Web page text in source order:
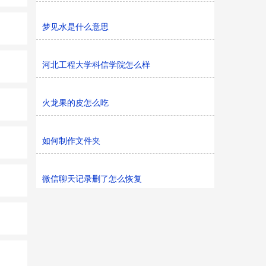
梦见水是什么意思
河北工程大学科信学院怎么样
火龙果的皮怎么吃
如何制作文件夹
微信聊天记录删了怎么恢复